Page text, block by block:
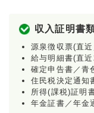
収入証明書
源泉徴収票(直
給与明細書(直
確定申告書／青
住民税決定通知
所得(課税)証明
年金証書／年金